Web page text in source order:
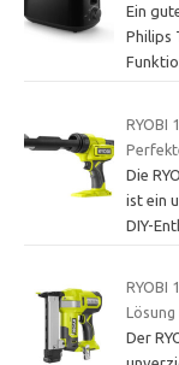
Ein
Philips
RYOBI
Die
ist ein
DIY-
RYOBI
Der